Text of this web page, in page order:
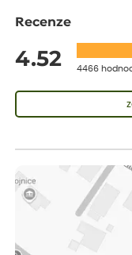
Recenze
4.52 4466
Vše v pořádku,
ověřený nákup
Rostlina mi
Zuzana